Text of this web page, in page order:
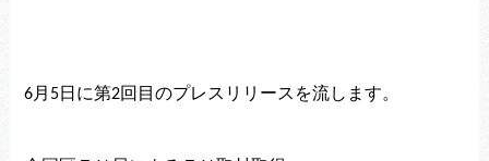
6月 5日に第2回目のプレスリリースを流します。